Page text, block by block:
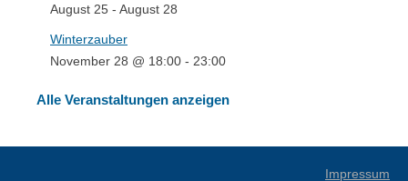
August 25 - August 28
Winterzauber
November 28 @ 18:00 - 23:00
Alle Veranstaltungen anzeigen
Impressum